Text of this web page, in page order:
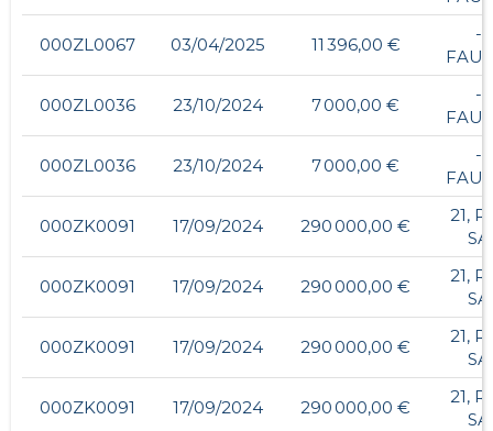
000ZL0067 03/04/2025 11 396,00 €
-
000ZL0036 23/10/2024 7 000,00 €
-
000ZL0036 23/10/2024 7 000,00 €
-
000ZK0091 17/09/2024 290 000,00 €
21,
000ZK0091 17/09/2024 290 000,00 €
21,
000ZK0091 17/09/2024 290 000,00 €
21,
000ZK0091 17/09/2024 290 000,00 €
21,